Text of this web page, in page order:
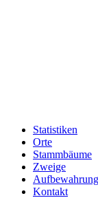
Statistiken
Orte
Stammbäume
Zweige
Kontakt